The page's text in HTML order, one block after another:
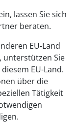
lassen Sie sich
beraten.
EU-Land
unterstützen Sie
EU-Land.
über die
Tätigkeit